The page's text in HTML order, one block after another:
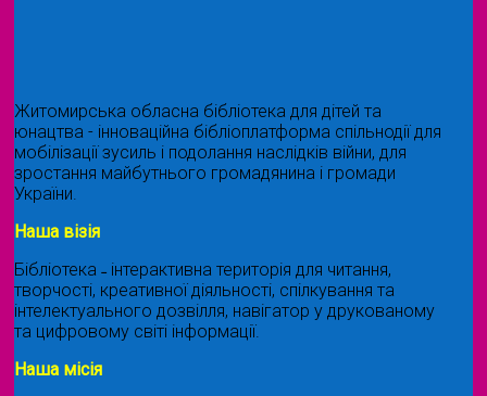
Житомирська обласна бібліотека для дітей та
юнацтва - інноваційна бібліоплатформа спільнодії для
мобілізації зусиль і подолання наслідків війни, для
зростання майбутнього громадянина і громади
України.
Наша візія
Бібліотека ˗ інтерактивна територія для читання,
творчості, креативної діяльності, спілкування та
інтелектуального дозвілля, навігатор у друкованому
та цифровому світі інформації.
Наша місія